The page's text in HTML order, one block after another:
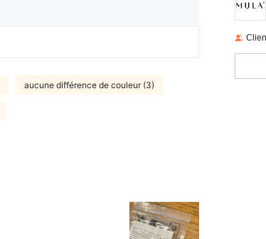
aucune différence de couleur (3)